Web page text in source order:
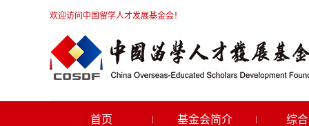
欢迎访问中国留学人才发展基金会！
首页 基金会简介 综